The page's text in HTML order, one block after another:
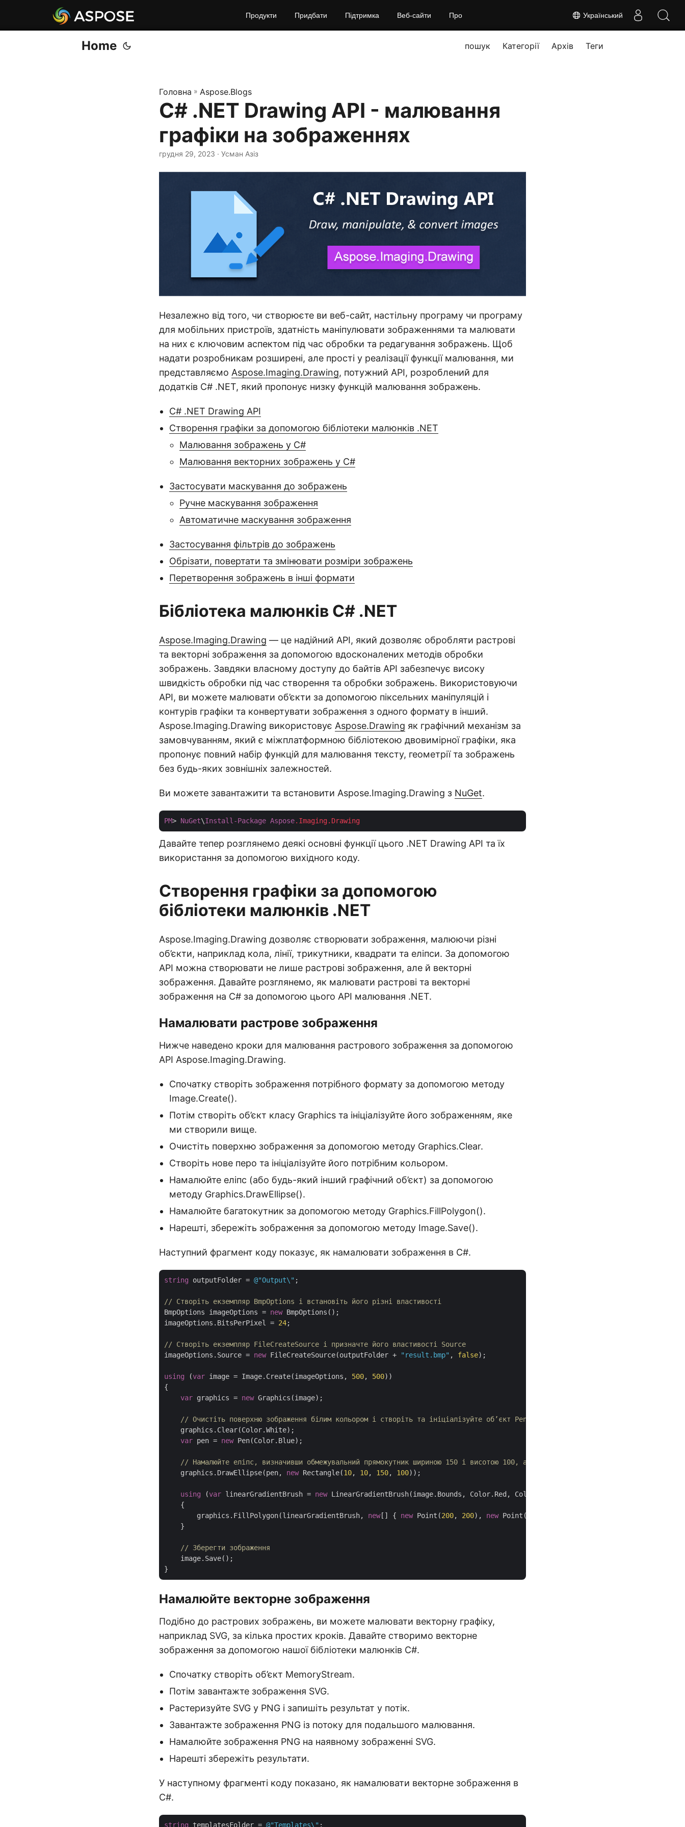
Український
Продукти Придбати Підтримка Веб‑сайти Про
Home пошук Категорії Архів Теги
Головна » Aspose.Blogs
C# .NET Drawing API - малювання
графіки на зображеннях
грудня 29, 2023 · Усман Азіз
Незалежно від того, чи створюєте ви веб-сайт, настільну програму чи програму
для мобільних пристроїв, здатність маніпулювати зображеннями та малювати
на них є ключовим аспектом під час обробки та редагування зображень. Щоб
надати розробникам розширені, але прості у реалізації функції малювання, ми
представляємо Aspose.Imaging.Drawing, потужний API, розроблений для
додатків C# .NET, який пропонує низку функцій малювання зображень.
C# .NET Drawing API
Створення графіки за допомогою бібліотеки малюнків .NET
Малювання зображень у C#
Малювання векторних зображень у C#
Застосувати маскування до зображень
Ручне маскування зображення
Автоматичне маскування зображення
Застосування фільтрів до зображень
Обрізати, повертати та змінювати розміри зображень
Перетворення зображень в інші формати
Бібліотека малюнків C# .NET
Aspose.Imaging.Drawing — це надійний API, який дозволяє обробляти растрові
та векторні зображення за допомогою вдосконалених методів обробки
зображень. Завдяки власному доступу до байтів API забезпечує високу
швидкість обробки під час створення та обробки зображень. Використовуючи
API, ви можете малювати об’єкти за допомогою піксельних маніпуляцій і
контурів графіки та конвертувати зображення з одного формату в інший.
Aspose.Imaging.Drawing використовує Aspose.Drawing як графічний механізм за
замовчуванням, який є міжплатформною бібліотекою двовимірної графіки, яка
пропонує повний набір функцій для малювання тексту, геометрії та зображень
без будь-яких зовнішніх залежностей.
Ви можете завантажити та встановити Aspose.Imaging.Drawing з NuGet.
PM> NuGet\Install-Package Aspose.Imaging.Drawing
Давайте тепер розглянемо деякі основні функції цього .NET Drawing API та їх
використання за допомогою вихідного коду.
Створення графіки за допомогою
бібліотеки малюнків .NET
Aspose.Imaging.Drawing дозволяє створювати зображення, малюючи різні
об’єкти, наприклад кола, лінії, трикутники, квадрати та еліпси. За допомогою
API можна створювати не лише растрові зображення, але й векторні
зображення. Давайте розглянемо, як малювати растрові та векторні
зображення на C# за допомогою цього API малювання .NET.
Намалювати растрове зображення
Нижче наведено кроки для малювання растрового зображення за допомогою
API Aspose.Imaging.Drawing.
Спочатку створіть зображення потрібного формату за допомогою методу
Image.Create().
Потім створіть об’єкт класу Graphics та ініціалізуйте його зображенням, яке
ми створили вище.
Очистіть поверхню зображення за допомогою методу Graphics.Clear.
Створіть нове перо та ініціалізуйте його потрібним кольором.
Намалюйте еліпс (або будь-який інший графічний об’єкт) за допомогою
методу Graphics.DrawEllipse().
Намалюйте багатокутник за допомогою методу Graphics.FillPolygon().
Нарешті, збережіть зображення за допомогою методу Image.Save().
Наступний фрагмент коду показує, як намалювати зображення в C#.
string outputFolder = @"Output\" ;
// Створіть екземпляр BmpOptions і встановіть його різні властивості
BmpOptions imageOptions = new BmpOptions();
imageOptions.BitsPerPixel = 24;
// Створіть екземпляр FileCreateSource і призначте його властивості Source
imageOptions.Source = new FileCreateSource(outputFolder + "result.bmp" , false);
using (var image = Image.Create(imageOptions, 500, 500))
{
var graphics = new Graphics(image);
// Очистіть поверхню зображення білим кольором і створіть та ініціалізуйте об’єкт Pen синім кольором
    graphics.Clear(Color.White);
var pen = new Pen(Color.Blue);
// Намалюйте еліпс, визначивши обмежувальний прямокутник шириною 150 і висотою 100, а також намалюйте багатокутник за
    graphics.DrawEllipse(pen,
new Rectangle(10, 10, 150, 100));
using (var linearGradientBrush = new LinearGradientBrush(image.Bounds, Color.Red, Color.White,
    {
        graphics.FillPolygon(linearGradientBrush,
new[] { new Point(200, 200), new Point(
    }
// Зберегти зображення
    image.Save();
Намалюйте векторне зображення
Подібно до растрових зображень, ви можете малювати векторну графіку,
наприклад SVG, за кілька простих кроків. Давайте створимо векторне
зображення за допомогою нашої бібліотеки малюнків C#.
Спочатку створіть об’єкт MemoryStream.
Потім завантажте зображення SVG.
Растеризуйте SVG у PNG і запишіть результат у потік.
Завантажте зображення PNG із потоку для подальшого малювання.
Намалюйте зображення PNG на наявному зображенні SVG.
Нарешті збережіть результати.
У наступному фрагменті коду показано, як намалювати векторне зображення в
C#.
string templatesFolder = @"Templates\"